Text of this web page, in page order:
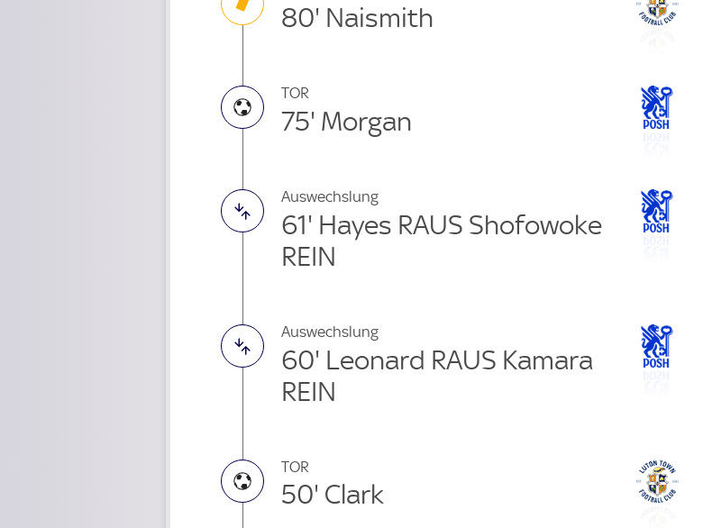
80' Naismith
TOR
75' Morgan
Auswechslung
61' Hayes RAUS Shofowoke
REIN
Auswechslung
60' Leonard RAUS Kamara
REIN
TOR
50' Clark